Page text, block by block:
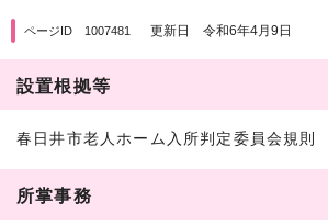
ページID 1007481 更新日 令和6年4月9日
設置根拠等
春日井市老人ホーム入所判定委員会規則
所掌事務